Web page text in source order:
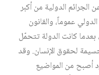
الجرائم الدولية من أكبر
عموماً، والقانون
كانت الدولة تتحمّل
لحقوق الإنسان. وقد
أصبح من المواضيع